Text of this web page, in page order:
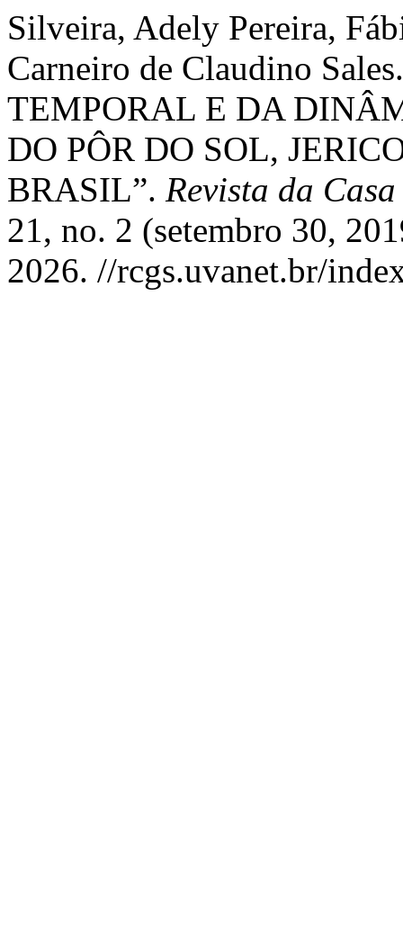
Silveira, Adely Pereira,
Carneiro de Claudino
TEMPORAL E DA
DO PÔR DO SOL,
BRASIL”. Revista da
21, no. 2 (setembro 30,
2026. //rcgs.uvanet.br/